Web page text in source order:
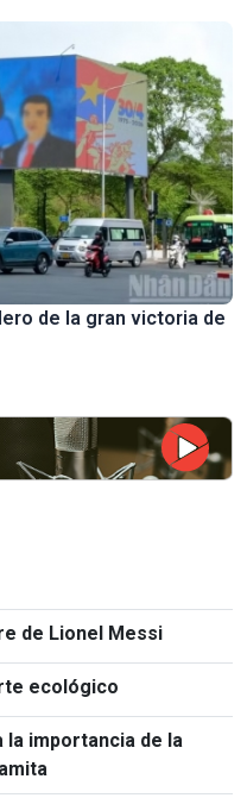
de la gran victoria de
de Lionel Messi
ecológico
importancia de la